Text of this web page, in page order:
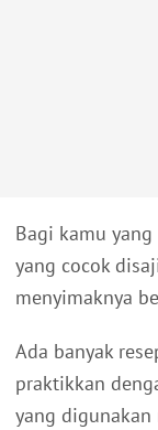
Bagi kamu
yang cocok
menyimaknya
Ada banyak
praktikkan
yang